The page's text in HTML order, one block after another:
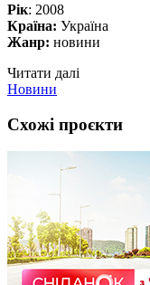
Рік: 2008
Країна: Україна
Жанр: новини
Читати далі
Новини
Схожі проєкти